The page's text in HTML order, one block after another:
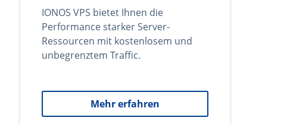
IONOS VPS bietet Ihnen die
Performance starker Server-
Ressourcen mit kostenlosem und
unbegrenztem Traffic.
Mehr erfahren